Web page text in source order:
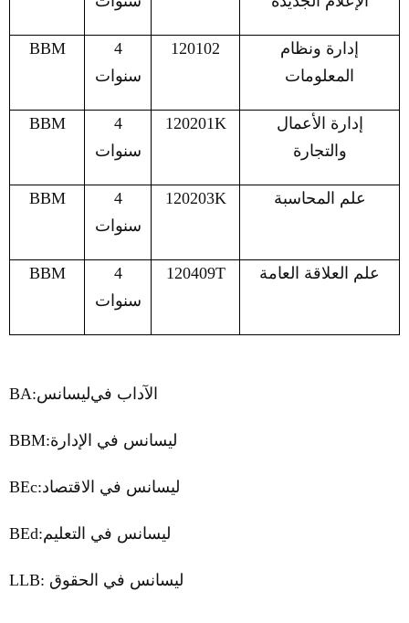
إدارة ونظام
المعلومات
120102
4
سنوات
BBM
إدارة الأعمال
والتجارة
120201K
4
سنوات
BBM
علم المحاسبة 120203K
4
سنوات
BBM
علم العلاقة العامة 120409T
4
سنوات
BBM
BA:ليسانسفي الآداب
BBM:ليسانس في الإدارة
BEc:ليسانس في الاقتصاد
BEd:ليسانس في التعليم
LLB: ليسانس في الحقوق